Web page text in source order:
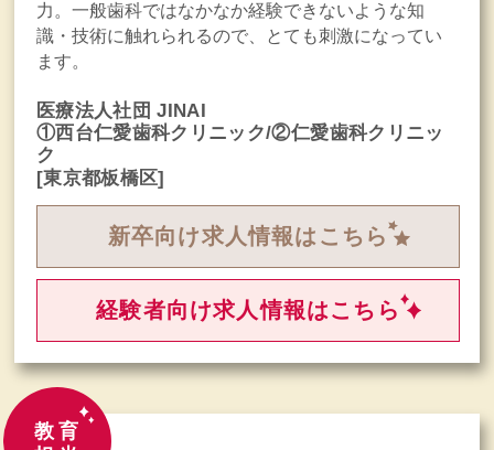
力。一般歯科ではなかなか経験できないような知
識・技術に触れられるので、とても刺激になってい
ます。
医療法人社団 JINAI
①西台仁愛歯科クリニック/②仁愛歯科クリニッ
ク
[東京都板橋区]
新卒向け求人情報はこちら
経験者向け求人情報はこちら
教育